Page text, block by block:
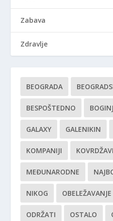
Zabava
Zdravlje
BEOGRADA
BESPOŠTEDNO
GALAXY GALENIKIN
KOMPANIJI
MEĐUNARODNE
NIKOG OBELEŽAVANJE
ODRŽATI OSTALO